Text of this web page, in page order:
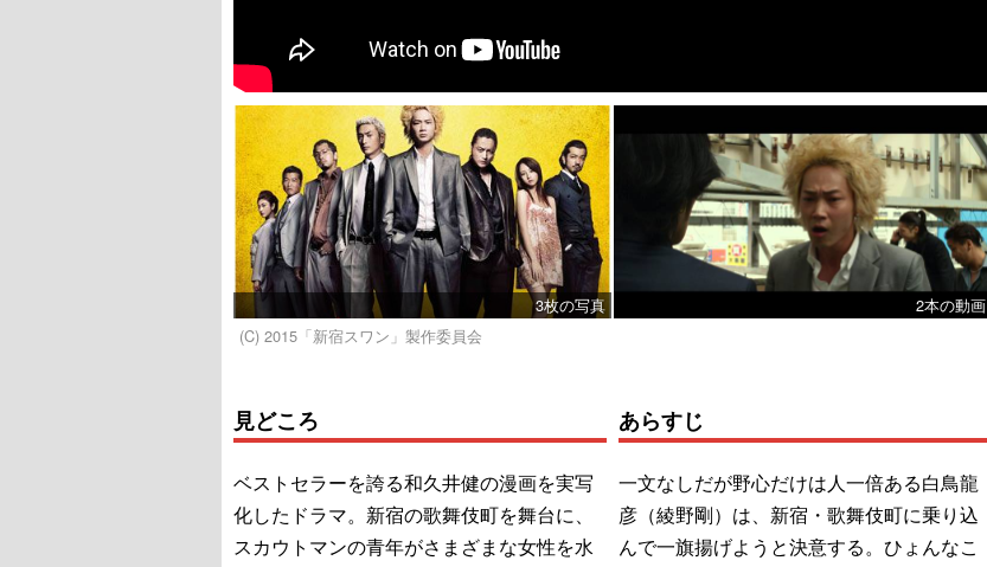
3枚の写真
2本の動画
(C) 2015「新宿スワン」製作委員会
見どころ
ベストセラーを誇る和久井健の漫画を実写
化したドラマ。新宿の歌舞伎町を舞台に、
スカウトマンの青年がさまざまな女性を水
あらすじ
一文なしだが野心だけは人一倍ある白鳥龍
彦（綾野剛）は、新宿・歌舞伎町に乗り込
んで一旗揚げようと決意する。ひょんなこ